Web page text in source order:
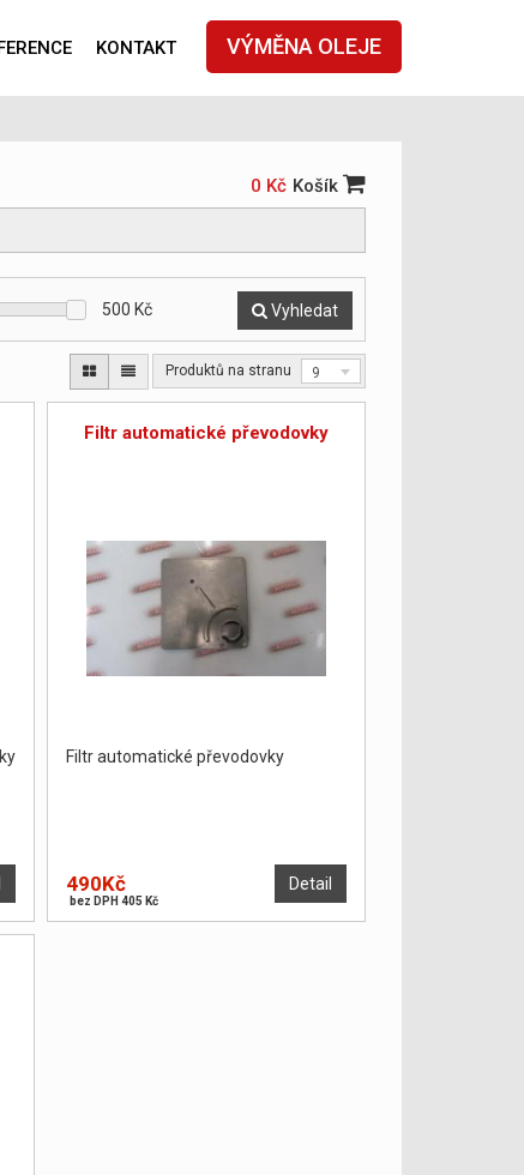
VÝMĚNA OLEJE
KONTAKT
0 Kč Košík
500 Kč Vyhledat
Produktů na stranu 9
Filtr automatické převodovky
Filtr automatické převodovky
Detail
490Kč
bez DPH 405 Kč